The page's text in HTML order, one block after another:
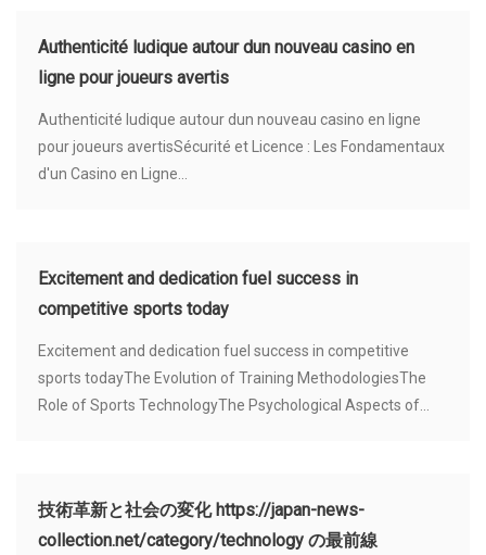
Authenticité ludique autour dun nouveau casino en
ligne pour joueurs avertis
Authenticité ludique autour dun nouveau casino en ligne
pour joueurs avertisSécurité et Licence : Les Fondamentaux
d'un Casino en Ligne...
Excitement and dedication fuel success in
competitive sports today
Excitement and dedication fuel success in competitive
sports todayThe Evolution of Training MethodologiesThe
Role of Sports TechnologyThe Psychological Aspects of...
技術革新と社会の変化 https://japan-news-
collection.net/category/technology の最前線